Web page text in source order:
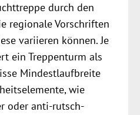
durch den
regionale Vorschriften
variieren können. Je
ein Treppenturm als
Mindestlaufbreite
wie
oder anti-rutsch-